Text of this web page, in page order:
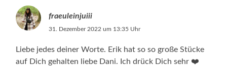
fraeuleinjuiii
31. Dezember 2022 um 13:35 Uhr
Liebe jedes deiner Worte. Erik hat so so große Stücke
auf Dich gehalten liebe Dani. Ich drück Dich sehr ❤️